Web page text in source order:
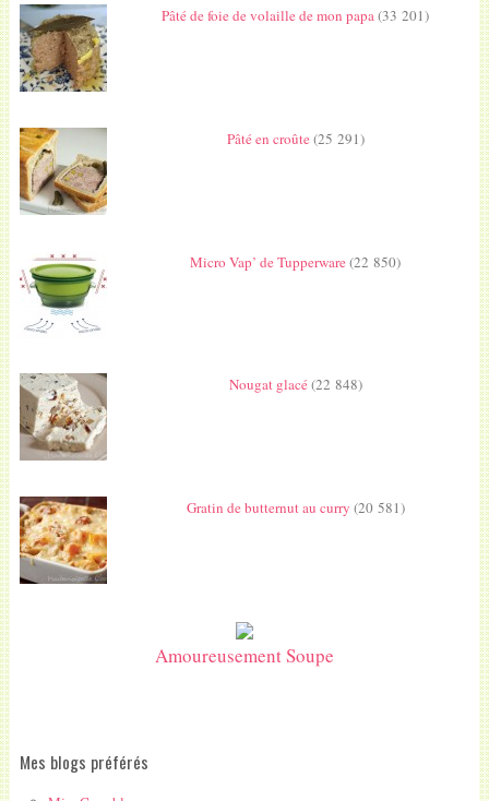
Pâté de foie de volaille de mon papa(33 201)
Pâté en croûte(25 291)
Micro Vap’ de Tupperware(22 850)
Nougat glacé(22 848)
Gratin de butternut au curry (20 581)
Amoureusement Soupe
Mes blogs préférés